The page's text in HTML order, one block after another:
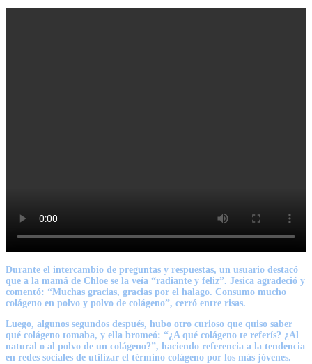
Durante el intercambio de preguntas y respuestas, un usuario destacó
que a la mamá de Chloe se la veía “radiante y feliz”. Jesica agradeció y
comentó: “Muchas gracias, gracias por el halago. Consumo mucho
colágeno en polvo y polvo de colágeno”, cerró entre risas.
Luego, algunos segundos después, hubo otro curioso que quiso saber
qué colágeno tomaba, y ella bromeó: “¿A qué colágeno te referís? ¿Al
natural o al polvo de un colágeno?”, haciendo referencia a la tendencia
en redes sociales de utilizar el término colágeno por los más jóvenes.